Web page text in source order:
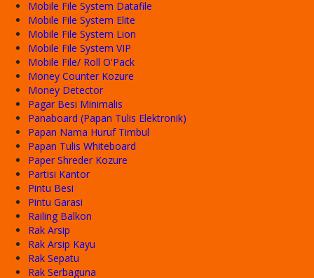
Mobile File System Datafile
Mobile File System Elite
Mobile File System Lion
Mobile File System VIP
Mobile File/ Roll O'Pack
Money Counter Kozure
Money Detector
Pagar Besi Minimalis
Panaboard (Papan Tulis Elektronik)
Papan Nama Huruf Timbul
Papan Tulis Whiteboard
Paper Shreder Kozure
Partisi Kantor
Pintu Besi
Pintu Garasi
Railing Balkon
Rak Arsip
Rak Arsip Kayu
Rak Sepatu
Rak Serbaguna